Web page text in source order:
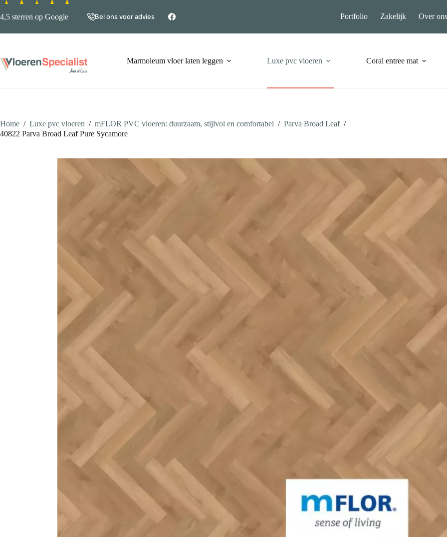
Ga
naar
de
4,5 sterren op Google Bel ons voor advies Portfolio Zakelijk Over
Marmoleum vloer laten leggen Luxe pvc vloeren Coral entree mat
Home / Luxe pvc vloeren / mFLOR PVC vloeren: duurzaam, stijlvol en comfortabel / Parva Broad Leaf /
40822 Parva Broad Leaf Pure Sycamore